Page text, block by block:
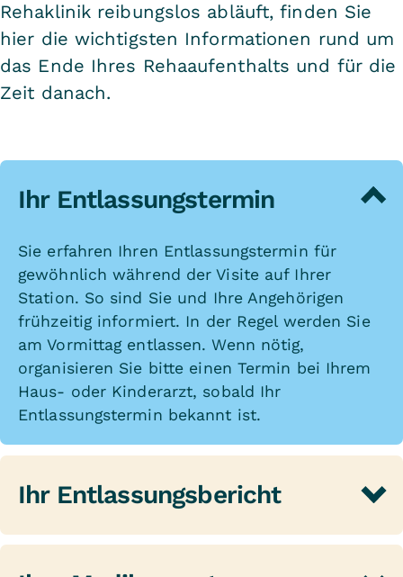
Rehaklinik reibungslos abläuft, finden Sie
hier die wichtigsten Informationen rund um
das Ende Ihres Rehaaufenthalts und für die
Zeit danach.
Ihr Entlassungstermin
Sie erfahren Ihren Entlassungstermin für
gewöhnlich während der Visite auf Ihrer
Station. So sind Sie und Ihre Angehörigen
frühzeitig informiert. In der Regel werden Sie
am Vormittag entlassen. Wenn nötig,
organisieren Sie bitte einen Termin bei Ihrem
Haus- oder Kinderarzt, sobald Ihr
Entlassungstermin bekannt ist.
Ihr Entlassungsbericht
Bei der Entlassung erhalten Sie einen
Entlassungsbericht für Ihren